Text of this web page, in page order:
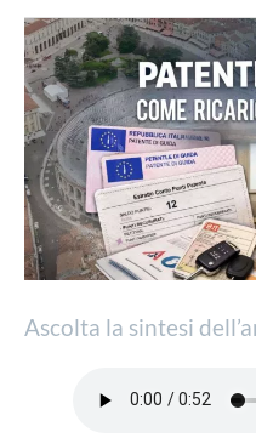
Ascolta la sintesi